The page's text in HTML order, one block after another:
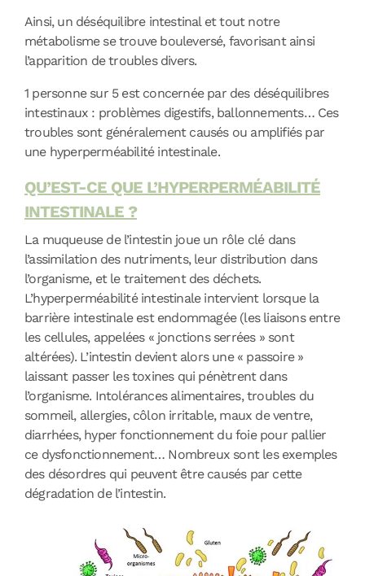
Ainsi, un déséquilibre intestinal et tout notre
métabolisme se trouve bouleversé, favorisant ainsi
l’apparition de troubles divers.
1 personne sur 5 est concernée par des déséquilibres
intestinaux : problèmes digestifs, ballonnements… Ces
troubles sont généralement causés ou amplifiés par
une hyperperméabilité intestinale.
QU’EST-CE QUE L’HYPERPERMÉABILITÉ
INTESTINALE ?
La muqueuse de l’intestin joue un rôle clé dans
l’assimilation des nutriments, leur distribution dans
l’organisme, et le traitement des déchets.
L’hyperperméabilité intestinale intervient lorsque la
barrière intestinale est endommagée (les liaisons entre
les cellules, appelées « jonctions serrées » sont
altérées). L’intestin devient alors une « passoire »
laissant passer les toxines qui pénètrent dans
l’organisme. Intolérances alimentaires, troubles du
sommeil, allergies, côlon irritable, maux de ventre,
diarrhées, hyper fonctionnement du foie pour pallier
ce dysfonctionnement… Nombreux sont les exemples
des désordres qui peuvent être causés par cette
dégradation de l’intestin.